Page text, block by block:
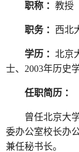
职称 ： 教授
职务 ： 西北
学历 ： 北京
士、2003年历史
任职简历 ：
曾任北京大
委办公室校长办
兼任秘书长。